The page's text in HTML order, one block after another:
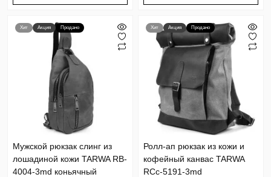
Хит Акция Продано
Мужской рюкзак слинг из
лошадиной кожи TARWA RB-
4004-3md коньячный
Хит Акция Продано
Ролл-ап рюкзак из кожи и
кофейный канвас TARWA
RCc-5191-3md